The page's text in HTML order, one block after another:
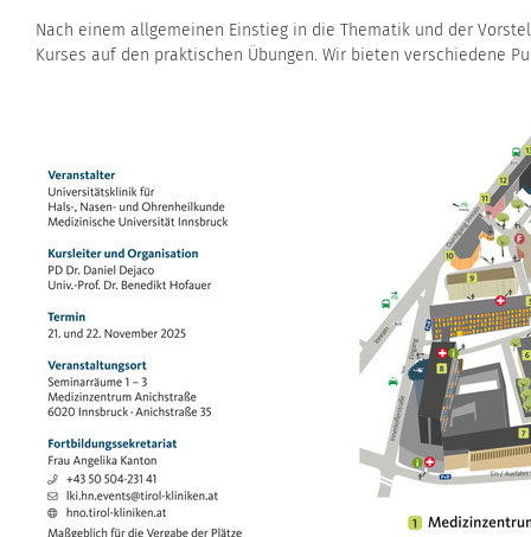
Nach einem allgemeinen Einstieg in die Thematik und der
Kurses auf den praktischen Übungen. Wir bieten verschiedene